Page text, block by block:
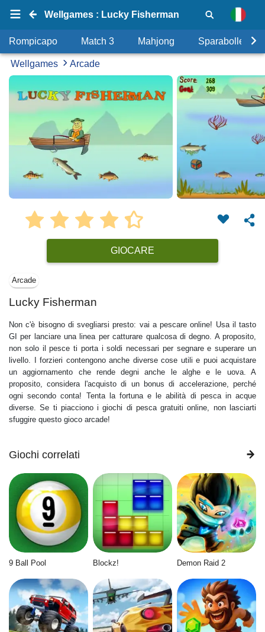
Wellgames : Lucky Fisherman
Rompicapo Match 3 Mahjong Sparabolle
Wellgames Arcade
GIOCARE
Arcade
Lucky Fisherman
Non c'è bisogno di svegliarsi presto: vai a pescare online! Usa il tasto
GI per lanciare una linea per catturare qualcosa di degno. A proposito,
non solo il pesce ti porta i soldi necessari per segnare e superare un
livello. I forzieri contengono anche diverse cose utili e puoi acquistare
un aggiornamento che rende degni anche le alghe e le uova. A
proposito, considera l'acquisto di un bonus di accelerazione, perché
ogni secondo conta! Tenta la fortuna e le abilità di pesca in acque
diverse. Se ti piacciono i giochi di pesca gratuiti online, non lasciarti
sfuggire questo gioco arcade!
Giochi correlati
9 Ball Pool Blockz! Demon Raid 2